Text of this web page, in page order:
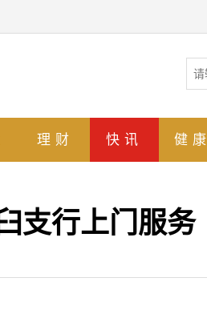
理财 快讯 健康
支行上门服务